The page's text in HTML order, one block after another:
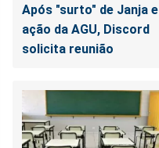
Após "surto" de Janja e
ação da AGU, Discord
solicita reunião